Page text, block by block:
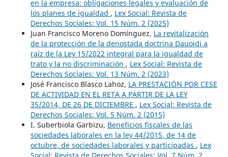
en la empresa: obligaciones legales y evaluación de
los planes de igualdad , Lex Social: Revista de
Derechos Sociales: Vol. 15 Núm. 2 (2025)
Juan Francisco Moreno Domínguez, La revitalización
de la protección de la denostada doctrina Dauoidi a
raíz de la Ley 15/2022 integral para la igualdad de
trato y la no discriminación , Lex Social: Revista de
Derechos Sociales: Vol. 13 Núm. 2 (2023)
José Francisco Blasco Lahoz, LA PRESTACIÓN POR CESE
DE ACTIVIDAD EN EL RETA A PARTIR DE LA LEY
35/2014, DE 26 DE DICIEMBRE , Lex Social: Revista de
Derechos Sociales: Vol. 5 Núm. 2 (2015)
I. Suberbiola Garbizu, Beneficios fiscales de las
sociedades laborales en la ley 44/2015, de 14 de
octubre, de sociedades laborales y participadas , Lex